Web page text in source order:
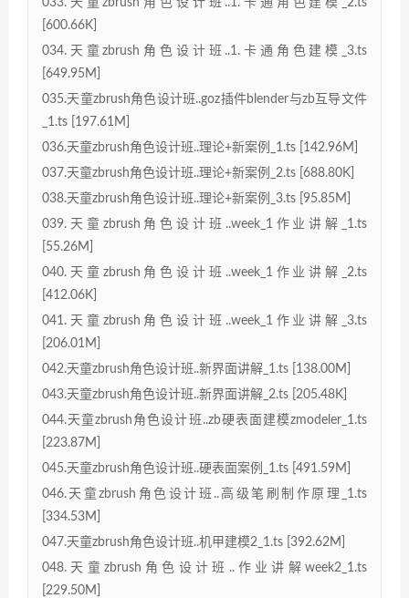
[600.66K]
034.天童zbrush角色设计班..1.卡通角色建模_3.ts
[649.95M]
035.天童zbrush角色设计班..goz插件blender与zb互导文件
_1.ts [197.61M]
036.天童zbrush角色设计班..理论+新案例_1.ts [142.96M]
037.天童zbrush角色设计班..理论+新案例_2.ts [688.80K]
038.天童zbrush角色设计班..理论+新案例_3.ts [95.85M]
039.天童zbrush角色设计班..week_1作业讲解_1.ts
[55.26M]
040.天童zbrush角色设计班..week_1作业讲解_2.ts
[412.06K]
041.天童zbrush角色设计班..week_1作业讲解_3.ts
[206.01M]
042.天童zbrush角色设计班..新界面讲解_1.ts [138.00M]
043.天童zbrush角色设计班..新界面讲解_2.ts [205.48K]
044.天童zbrush角色设计班..zb硬表面建模zmodeler_1.ts
[223.87M]
045.天童zbrush角色设计班..硬表面案例_1.ts [491.59M]
046.天童zbrush角色设计班..高级笔刷制作原理_1.ts
[334.53M]
047.天童zbrush角色设计班..机甲建模2_1.ts [392.62M]
048.天童zbrush角色设计班..作业讲解week2_1.ts
[229.50M]